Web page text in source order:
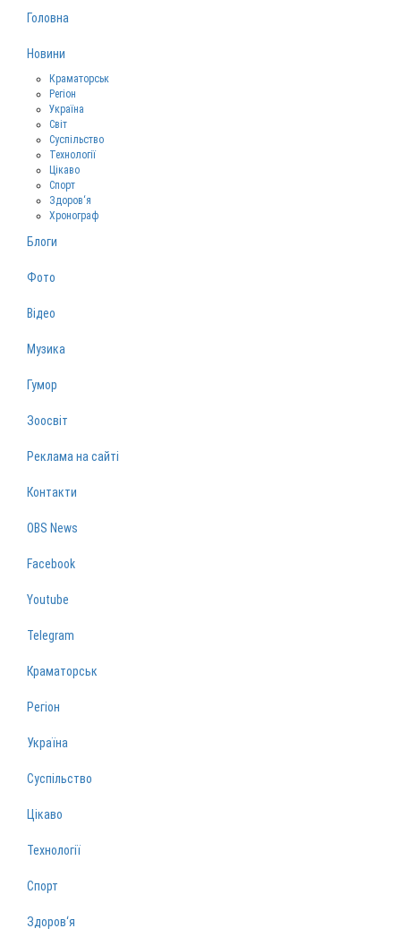
Головна
Новини
Краматорськ
Регіон
Україна
Світ
Суспільство
Технології
Цікаво
Спорт
Здоров‘я
Хронограф
Блоги
Фото
Відео
Музика
Гумор
Зоосвіт
Реклама на сайті
Контакти
OBS News
Facebook
Youtube
Telegram
Краматорськ
Регіон
Україна
Суспільство
Цікаво
Технології
Спорт
Здоров‘я